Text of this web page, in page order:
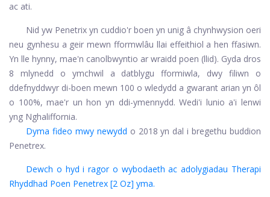
ac ati.
Nid yw Penetrix yn cuddio'r boen yn unig â chynhwysion oeri
neu gynhesu a geir mewn fformwlâu llai effeithiol a hen ffasiwn.
Yn lle hynny, mae'n canolbwyntio ar wraidd poen (llid). Gyda dros
8 mlynedd o ymchwil a datblygu fformiwla, dwy filiwn o
ddefnyddwyr di-boen mewn 100 o wledydd a gwarant arian yn ôl
o 100%, mae'r un hon yn ddi-ymennydd. Wedi'i lunio a'i lenwi
yng Nghaliffornia.
Dyma fideo mwy newydd o 2018 yn dal i bregethu buddion
Penetrex.
Dewch o hyd i ragor o wybodaeth ac adolygiadau Therapi
Rhyddhad Poen Penetrex [2 Oz] yma.